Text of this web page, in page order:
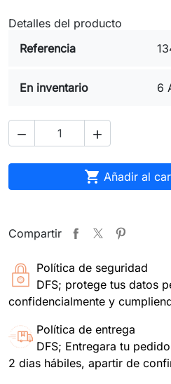
Detalles del producto
Referencia
En inventario 6
 
 Añadir al
Compartir
Política de seguridad
DFS; protege tus datos
confidencialmente y
Política de entrega
DFS; Entregara tu
2 dias hábiles, apartir de